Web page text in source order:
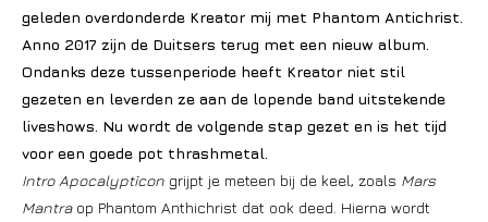
geleden overdonderde Kreator mij met Phantom Antichrist.
Anno 2017 zijn de Duitsers terug met een nieuw album.
Ondanks deze tussenperiode heeft Kreator niet stil
gezeten en leverden ze aan de lopende band uitstekende
liveshows. Nu wordt de volgende stap gezet en is het tijd
voor een goede pot thrashmetal.
Intro Apocalypticon grijpt je meteen bij de keel, zoals Mars
Mantraop Phantom Anthichrist dat ook deed. Hierna wordt